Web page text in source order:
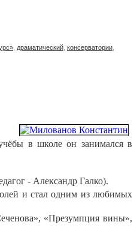
драматический консерватории
в школе он занимался в
- Александр Галко).
и стал одним из любимых
«Презумпция вины»,